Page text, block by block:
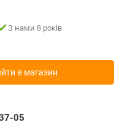
З нами 8 років
в магазин
05